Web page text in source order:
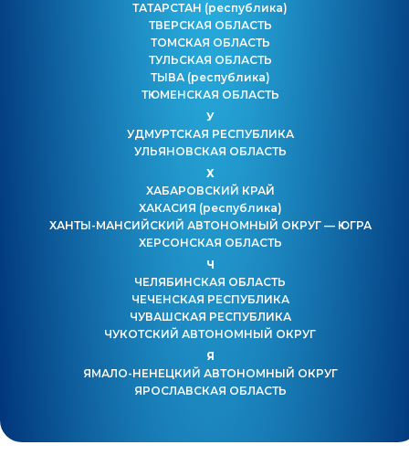
ТАТАРСТАН (республика)
ТВЕРСКАЯ ОБЛАСТЬ
ТОМСКАЯ ОБЛАСТЬ
ТУЛЬСКАЯ ОБЛАСТЬ
ТЫВА (республика)
ТЮМЕНСКАЯ ОБЛАСТЬ
У
УДМУРТСКАЯ РЕСПУБЛИКА
УЛЬЯНОВСКАЯ ОБЛАСТЬ
Х
ХАБАРОВСКИЙ КРАЙ
ХАКАСИЯ (республика)
ХАНТЫ-МАНСИЙСКИЙ АВТОНОМНЫЙ ОКРУГ — ЮГРА
ХЕРСОНСКАЯ ОБЛАСТЬ
Ч
ЧЕЛЯБИНСКАЯ ОБЛАСТЬ
ЧЕЧЕНСКАЯ РЕСПУБЛИКА
ЧУВАШСКАЯ РЕСПУБЛИКА
ЧУКОТСКИЙ АВТОНОМНЫЙ ОКРУГ
Я
ЯМАЛО-НЕНЕЦКИЙ АВТОНОМНЫЙ ОКРУГ
ЯРОСЛАВСКАЯ ОБЛАСТЬ